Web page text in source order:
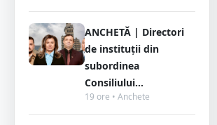
ANCHETĂ | Directori
de instituții din
subordinea
Consiliului...
19 ore • Anchete